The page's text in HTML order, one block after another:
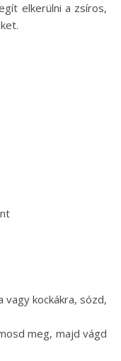
elkerülni a zsíros,
vagy kockákra, sózd,
meg, majd vágd